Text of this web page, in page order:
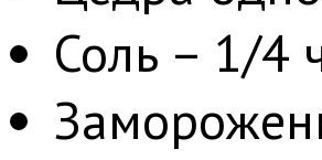
Соль – 1/4